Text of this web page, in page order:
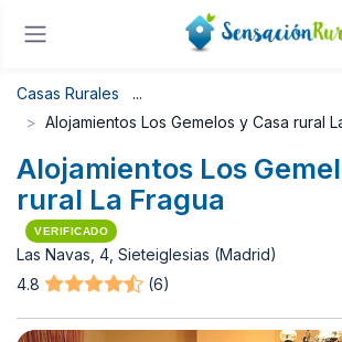
Casas Rurales
Alojamientos Los Gemelos y Casa rural
Alojamientos Los
rural La Fragua
VERIFICADO
Las Navas, 4, Sieteiglesias (Madrid)
4.8
(6)